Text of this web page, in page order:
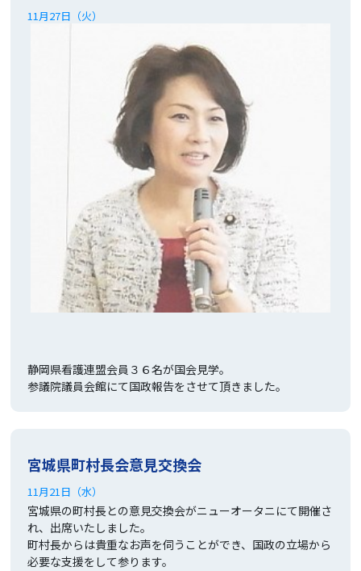
・アンフィニ
・自民党女性局機関誌りぶる
後援会入会のお願い
・支援者からのメッセージ
・みなさまからの声
個⼈情報の取り扱い
お問い合わせ
11月27日（火）
静岡県看護連盟会員３６名が国会見学。
参議院議員会館にて国政報告をさせて頂きました。
宮城県町村長会意見交換会
11月21日（水）
宮城県の町村長との意見交換会がニューオータニにて開催さ
れ、出席いたしました。
町村長からは貴重なお声を伺うことができ、国政の立場から
必要な支援をして参ります。